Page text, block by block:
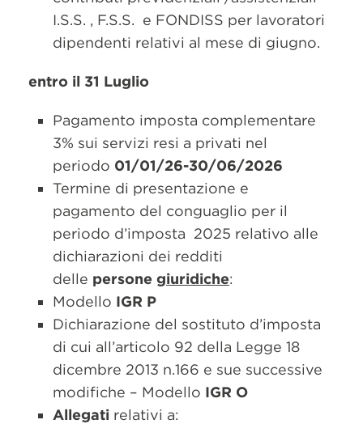
I.S.S. , F.S.S. e FONDISS per lavoratori
dipendenti relativi al mese di giugno.
entro il 31 Luglio
Pagamento imposta complementare
3% sui servizi resi a privati nel
periodo 01/01/26-30/06/2026
Termine di presentazione e
pagamento del conguaglio per il
periodo d’imposta 2025 relativo alle
dichiarazioni dei redditi
delle persone giuridiche:
Modello IGR P
Dichiarazione del sostituto d’imposta
di cui all’articolo 92 della Legge 18
dicembre 2013 n.166 e sue successive
modifiche – Modello IGR O
Allegati relativi a: